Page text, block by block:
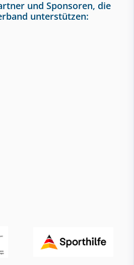
und Sponsoren, die
unterstützen: